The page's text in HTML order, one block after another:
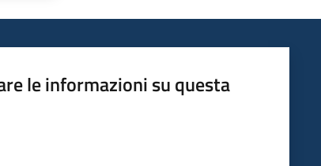
le informazioni su questa